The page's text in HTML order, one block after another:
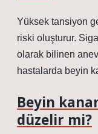
Yüksek tansiyon
riski oluşturur.
olarak bilinen
hastalarda beyin
Beyin
düzelir mi?